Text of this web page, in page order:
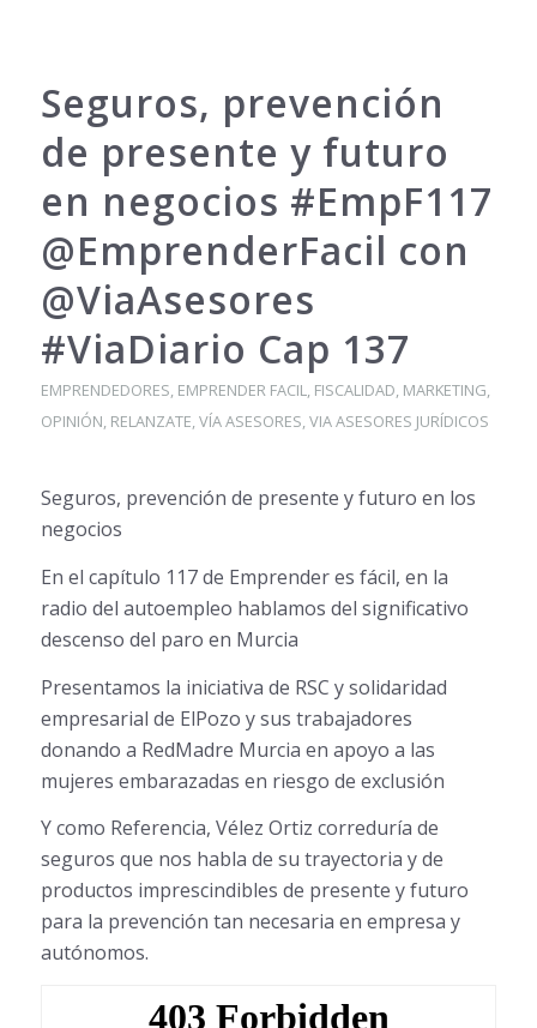
Seguros, prevención
de presente y futuro
en negocios #EmpF117
@EmprenderFacil con
@ViaAsesores
#ViaDiario Cap 137
EMPRENDEDORES, EMPRENDER FACIL, FISCALIDAD, MARKETING,
OPINIÓN, RELANZATE,VÍA ASESORES,VIA ASESORES JURÍDICOS
Seguros, prevención de presente y futuro en los
negocios
En el capítulo 117 de Emprender es fácil, en la
radio del autoempleo hablamos del significativo
descenso del paro en Murcia
Presentamos la iniciativa de RSC y solidaridad
empresarial de ElPozo y sus trabajadores
donando a RedMadre Murcia en apoyo a las
mujeres embarazadas en riesgo de exclusión
Y como Referencia, Vélez Ortiz correduría de
seguros que nos habla de su trayectoria y de
productos imprescindibles de presente y futuro
para la prevención tan necesaria en empresa y
autónomos.